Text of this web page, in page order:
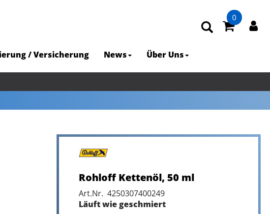
0
/ Versicherung News Über Uns
Rohloff Kettenöl, 50 ml
Art.Nr. 4250307400249
Läuft wie geschmiert